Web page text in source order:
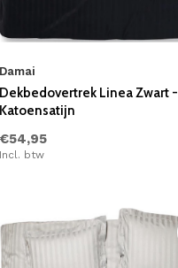
Damai
Dekbedovertrek Linea Zwart -
Katoensatijn
€54,95
Incl. btw